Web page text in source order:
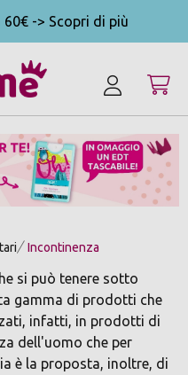
60€ -> Scopri di più
Incontinenza
si può tenere sotto
gamma di prodotti che
infatti, in prodotti di
dell'uomo che per
è la proposta, inoltre, di